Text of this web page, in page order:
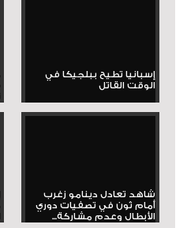
إسبانيا تطيح ببلجيكا في
الوقت القاتل
شاهد تعادل دينامو زغرب
أمام ثون في تصفيات دوري
الأبطال وعدم مشاركة...